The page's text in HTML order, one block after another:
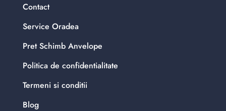
Contact
Service Oradea
Pret Schimb Anvelope
Politica de confidentialitate
Termeni si conditii
Blog